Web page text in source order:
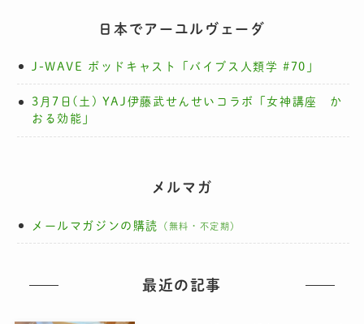
日本でアーユルヴェーダ
J-WAVE ポッドキャスト「バイブス人類学 #70」
3月7日(土) YAJ伊藤武せんせいコラボ「女神講座 か
おる効能」
メルマガ
メールマガジンの購読 （無料・不定期）
最近の記事